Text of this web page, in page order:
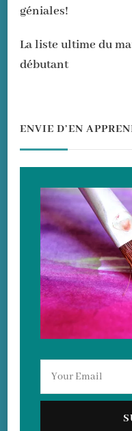
géniales!
La liste ultime du
débutant
ENVIE D’EN